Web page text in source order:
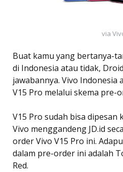
via
Buat kamu yang bertanya-
di Indonesia atau tidak,
jawabannya. Vivo Indonesia
V15 Pro melalui skema pre-
V15 Pro sudah bisa dipesan
Vivo menggandeng JD.id
order Vivo V15 Pro ini.
dalam pre-order ini adalah
Red.